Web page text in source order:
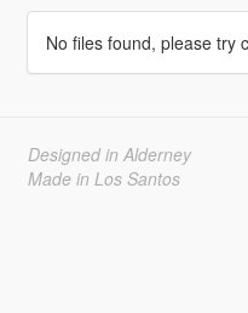
No files found, please try
Designed in Alderney
Made in Los Santos